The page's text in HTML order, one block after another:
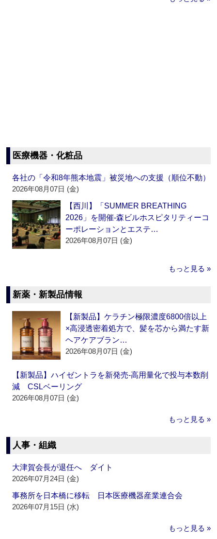
医療機器・化粧品
各社の「令和8年熊本地震」被災地への支援（順位不動）
2026年08月07日 (金)
【西川】「SUMMER BREATHING
2026」を開催‐森ビルホスピタリティーコ
ーポレーションとエステ…
2026年08月07日 (金)
もっと見る »
新薬・新製品情報
【新製品】ケラチン極限濃度6800倍以上
×高浸透密着処方で、髪を芯から満たす新
ヘアケアブラン…
2026年08月07日 (金)
【新製品】ハイゼントラを新発売‐高用量化で投与本数削
減 CSLベーリング
2026年08月07日 (金)
もっと見る »
人事・組織
大津賀会長が退任へ ダイト
2026年07月24日 (金)
事務所を日本橋に移転 日本医療機器産業連合会
2026年07月15日 (水)
もっと見る »